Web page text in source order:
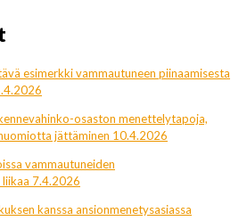
esimerkki vammautuneen piinaamisesta
osaston menettelytapoja,
jättäminen 10.4.2026
vammautuneiden
7.4.2026
kanssa ansionmenetysasiassa